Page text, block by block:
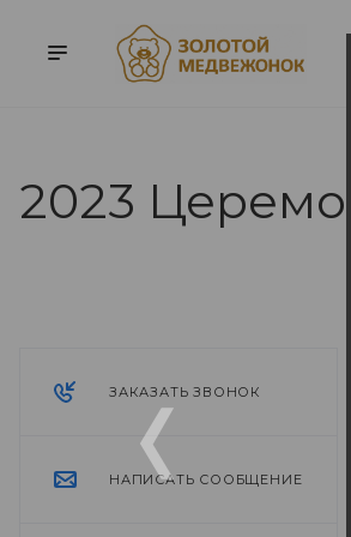
2023
ЗАКАЗАТЬ ЗВОНОК
НАПИСАТЬ СООБЩЕНИЕ